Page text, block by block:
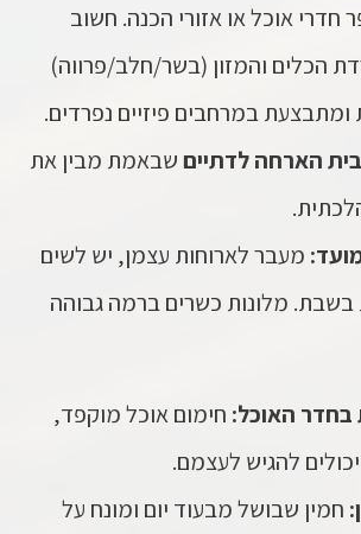
חדרי אוכל או אזורי הכנה. חשוב
הכלים והמזון (בשר/חלב/פרווה)
במרחבים פיזיים נפרדים.
בית הארחה לדתייםשבאמת מבין את
מעבר לארוחות עצמן, יש לשים
בשבת. מלונות כשרים ברמה גבוהה
האוכל: חימום אוכל מוקפד,
להגיש לעצמם.
חמין שבושל מבעוד יום ומונח על